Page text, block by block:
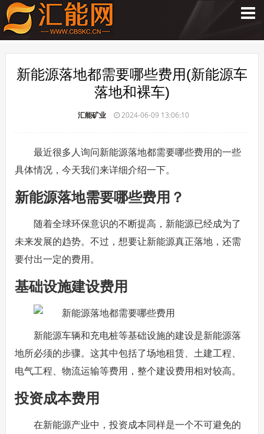
新能源落地都需要哪些费用(新能源车
落地和裸车)
汇能矿业 2024-06-09 13:06:10
最近很多人询问新能源落地都需要哪些费用的一些
具体情况，今天我们来详细介绍一下。
新能源落地需要哪些费用？
随着全球环保意识的不断提高，新能源已经成为了
未来发展的趋势。不过，想要让新能源真正落地，还需
要付出一定的费用。
基础设施建设费用
新能源车辆和充电桩等基础设施的建设是新能源落
地所必须的步骤。这其中包括了场地租赁、土建工程、
电气工程、物流运输等费用，整个建设费用相对较高。
投资成本费用
在新能源产业中，投资成本同样是一个不可避免的